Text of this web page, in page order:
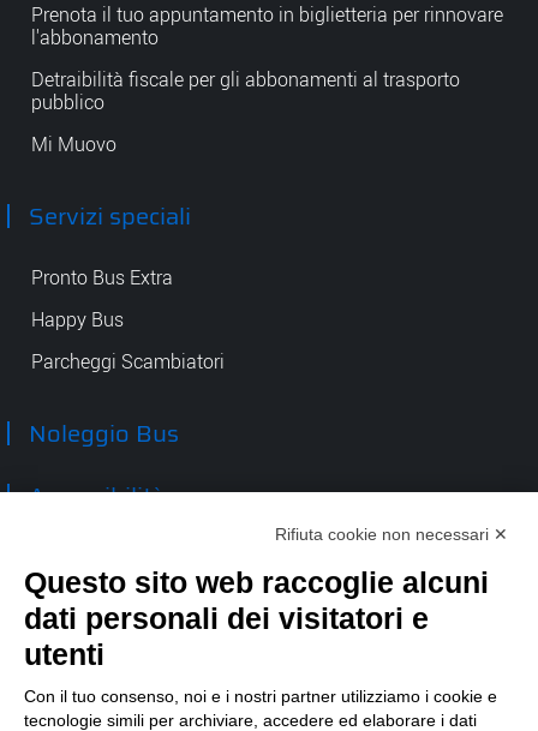
Prenota il tuo appuntamento in biglietteria per rinnovare
l'abbonamento
Detraibilità fiscale per gli abbonamenti al trasporto
pubblico
Mi Muovo
Servizi speciali
Pronto Bus Extra
Happy Bus
Parcheggi Scambiatori
Noleggio Bus
Accessibilità
TEP spa
Via Taro 12
43125 Parma
Tel. 0521.2141
Rifiuta cookie non necessari ✕
Questo sito web raccoglie alcuni
dati personali dei visitatori e
utenti
Con il tuo consenso, noi e i nostri partner utilizziamo i cookie e
tecnologie simili per archiviare, accedere ed elaborare i dati